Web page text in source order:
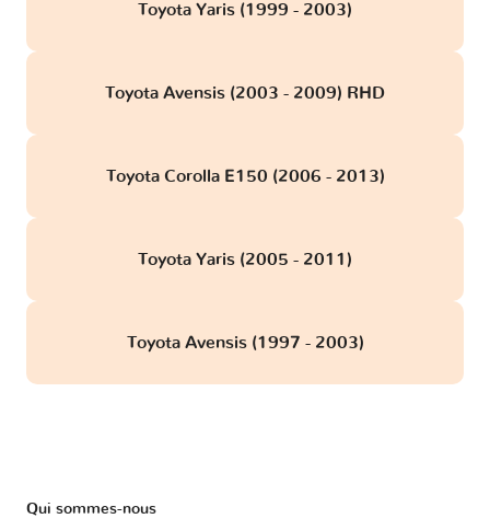
Toyota Yaris (1999 - 2003)
Toyota Avensis (2003 - 2009) RHD
Toyota Corolla E150 (2006 - 2013)
Toyota Yaris (2005 - 2011)
Toyota Avensis (1997 - 2003)
Qui sommes-nous